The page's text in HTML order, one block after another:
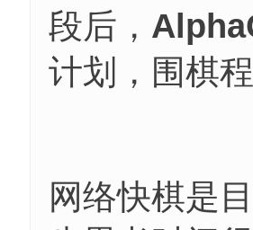
段后，
计划，围棋
网络快棋是